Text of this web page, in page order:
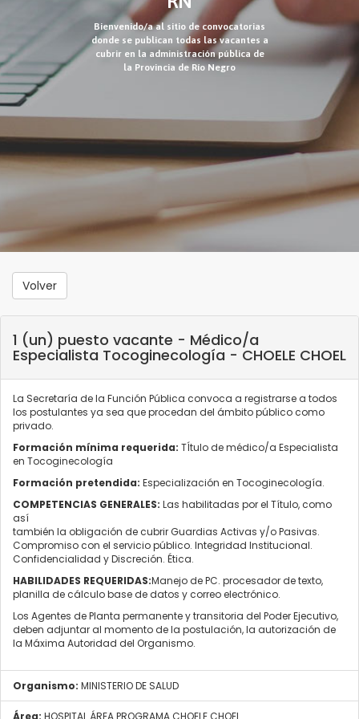
Bienvenido/a al sitio de convocatorias
donde se publican todas las vacantes a
cubrir en la administración pública de
la Provincia de Río Negro
Volver
1 (un) puesto vacante - Médico/a
Especialista Tocoginecología - CHOELE CHOEL
La Secretaría de la Función Pública convoca a registrarse a todos
los postulantes ya sea que procedan del ámbito público como
privado.
Formación mínima requerida: TÍtulo de médico/a Especialista
en Tocoginecología
Formación pretendida: Especialización en Tocoginecología.
COMPETENCIAS GENERALES: Las habilitadas por el Título, como
así
también la obligación de cubrir Guardias Activas y/o Pasivas.
Compromiso con el servicio público. Integridad Institucional.
Confidencialidad y Discreción. Ética.
HABILIDADES REQUERIDAS:Manejo de PC. procesador de texto,
planilla de cálculo base de datos ycorreo electrónico.
Los Agentes de Planta permanente y transitoria del Poder Ejecutivo,
deben adjuntar al momento de la postulación, la autorización de
la Máxima Autoridad del Organismo.
Organismo: MINISTERIO DE SALUD
Área: HOSPITAL ÁREA PROGRAMA CHOELE CHOEL